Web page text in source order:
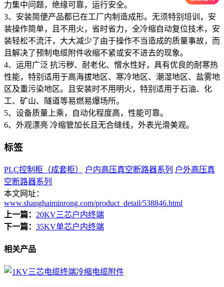
力集中问题，绝缘可靠，运行安全。
3、安装简便产品都已在工厂内制造成形。无须特别培训，安
装操作简单，且不用火，省时省力，全冷缩自动复位技术，安
装轻松不流汗，大大减少了由于操作不当造成的质量事故，而
且解决了预制电缆附件收缩不紧或安不进去的现象。
4、运用广泛 抗污秽、耐老化、憎水性好，具有优良的耐寒热
性能，特别适用于高海拔地区、寒冷地区、潮湿地区、盐雾地
区及重污染地区。且安装时不用明火，特别适用于石油、化
工、矿山、隧道等易燃易爆场所。
5、设备质量上乘，自动化程度高，性能可靠。
6、外观漂亮 冷缩管加长且无合缝线，外表光滑美观。
标签
PLC控制柜（成套柜） 户内高压真空断路器系列 户外高压真
空断路器系列
本文网址：
www.shanghaiminrong.com/product_detail/538846.html
上一篇： 20KV三芯户内终端
下一篇： 35KV单芯户内终端
相关产品